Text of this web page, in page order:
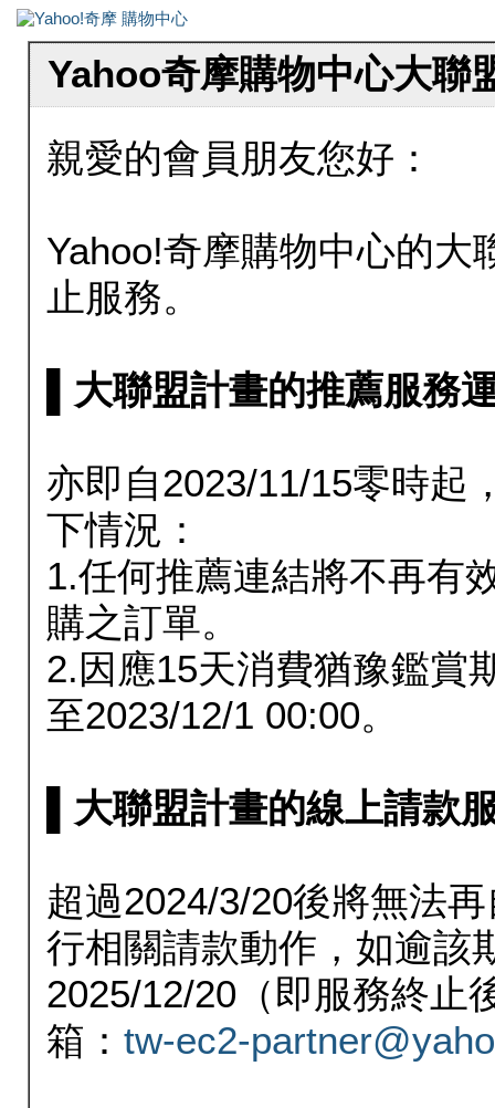
Yahoo奇摩購物中心大聯
親愛的會員朋友您好：
Yahoo!奇摩購物中心的大
止服務。
▌大聯盟計畫的推薦服務
亦即自2023/11/15零時起
下情況：
1.任何推薦連結將不再有
購之訂單。
2.因應15天消費猶豫鑑賞
至2023/12/1 00:00。
▌大聯盟計畫的線上請款
超過2024/3/20後將無法
行相關請款動作，如逾該
2025/12/20（即服務終止
箱： tw-ec2-